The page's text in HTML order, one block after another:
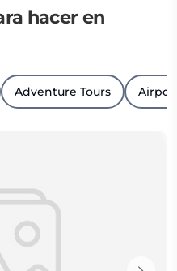
hacer en
Adventure Tours